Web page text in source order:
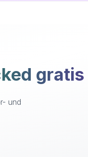
und